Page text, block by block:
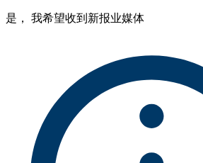
是， 我希望收到新报业媒体